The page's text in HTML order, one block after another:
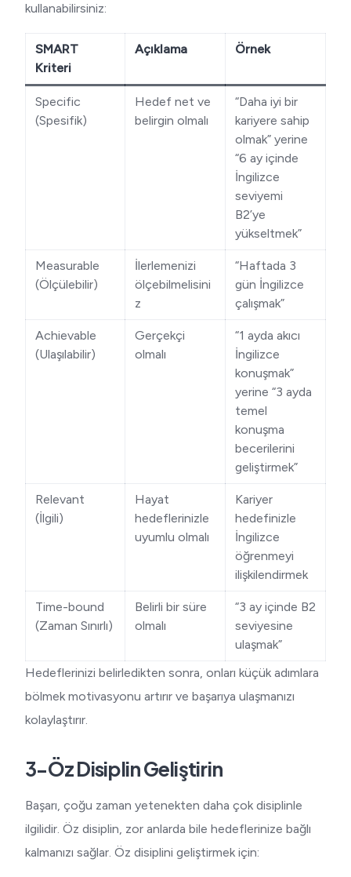
kullanabilirsiniz:
SMART
Kriteri
Açıklama Örnek
Specific
(Spesifik)
Hedef net ve
belirgin olmalı
“Daha iyi bir
kariyere sahip
olmak” yerine
“6 ay içinde
İngilizce
seviyemi
B2’ye
yükseltmek”
Measurable
(Ölçülebilir)
İlerlemenizi
ölçebilmelisini
z
“Haftada 3
gün İngilizce
çalışmak”
Achievable
(Ulaşılabilir)
Gerçekçi
olmalı
“1 ayda akıcı
İngilizce
konuşmak”
yerine “3 ayda
temel
konuşma
becerilerini
geliştirmek”
Relevant
(İlgili)
Hayat
hedeflerinizle
uyumlu olmalı
Kariyer
hedefinizle
İngilizce
öğrenmeyi
ilişkilendirmek
Time-bound
(Zaman Sınırlı)
Belirli bir süre
olmalı
“3 ay içinde B2
seviyesine
ulaşmak”
Hedeflerinizi belirledikten sonra, onları küçük adımlara
bölmek motivasyonu artırır ve başarıya ulaşmanızı
kolaylaştırır.
3-Öz Disiplin Geliştirin
Başarı, çoğu zaman yetenekten daha çok disiplinle
ilgilidir. Öz disiplin, zor anlarda bile hedeflerinize bağlı
kalmanızı sağlar. Öz disiplini geliştirmek için: